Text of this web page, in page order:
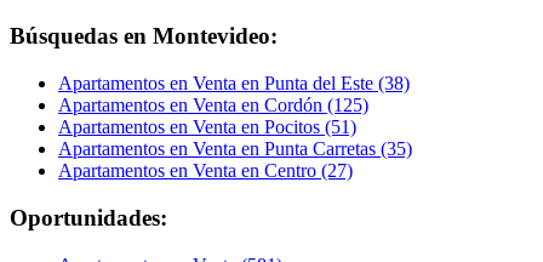
Búsquedas en Montevideo:
Apartamentos en Venta en Punta del Este (38)
Apartamentos en Venta en Cordón (125)
Apartamentos en Venta en Pocitos (51)
Apartamentos en Venta en Punta Carretas (35)
Apartamentos en Venta en Centro (27)
Oportunidades: